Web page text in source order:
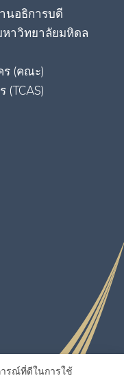
รณ์ที่ดีในการใช้
นอธิการบดี
าวิทยาลัยมหิดล
(คณะ)
(TCAS)